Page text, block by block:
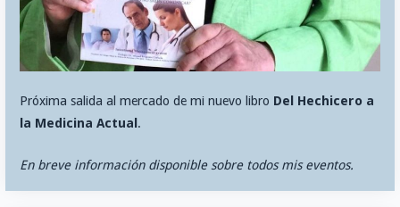
Próxima salida al mercado de mi nuevo libro Del Hechicero a
la Medicina Actual .
En breve información disponible sobre todos mis eventos.